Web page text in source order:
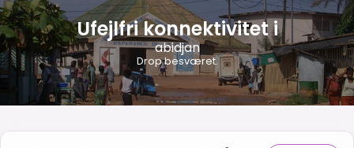
Ufejlfri konnektivitet i
abidjan
Drop besværet.